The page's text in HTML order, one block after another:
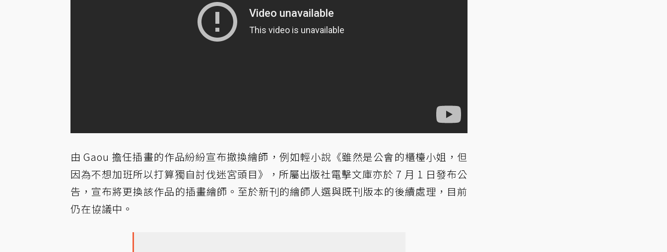
由 Gaou 擔任插畫的作品紛紛宣布撤換繪師，例如輕小說《雖然是公會的櫃檯小姐，但
因為不想加班所以打算獨自討伐迷宮頭目》，所屬出版社電擊文庫亦於 7 月 1 日發布公
告，宣布將更換該作品的插畫繪師。至於新刊的繪師人選與既刊版本的後續處理，目前
仍在協議中。